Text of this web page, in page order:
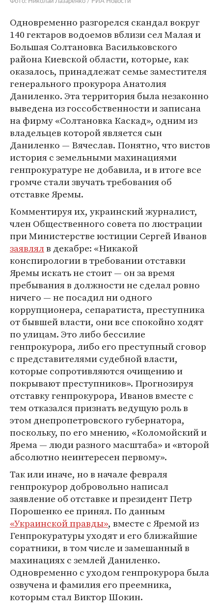
Одновременно разгорелся скандал вокруг
140 гектаров водоемов вблизи сел Малая и ​​
Большая Солтановка Васильковского
района Киевской области, которые, как
оказалось, принадлежат семье заместителя
генерального прокурора Анатолия
Даниленко. Эта территория была незаконно
выведена из госсобственности и записана
на фирму «Солтановка Каскад», одним из
владельцев которой является сын
Даниленко — Вячеслав. Понятно, что вистов
история с земельными махинациями
генпрокуратуре не добавила, и в итоге все
громче стали звучать требования об
отставке Яремы.
Комментируя их, украинский журналист,
член Общественного совета по люстрации
при Министерстве юстиции Сергей Иванов
заявлялв декабре: «Никакой
конспирологии в требовании отставки
Яремы искать не стоит — он за время
пребывания в должности не сделал ровно
ничего — не посадил ни одного
коррупционера, сепаратиста, преступника
от бывшей власти, они все спокойно ходят
по улицам. Это либо бессилие
генпрокурора, либо его преступный сговор
с представителями судебной власти,
которые сопротивляются очищению и
покрывают преступников». Прогнозируя
отставку генпрокурора, Иванов вместе с
тем отказался признать ведущую роль в
этом днепропетровского губернатора,
поскольку, по его мнению, «Коломойский и
Ярема — люди разного масштаба» и «второй
абсолютно неинтересен первому».
Так или иначе, но в начале февраля
генпрокурор добровольно написал
заявление об отставке и президент Петр
Порошенко ее принял. По данным
«Украинской правды», вместе с Яремой из
Генпрокуратуры уходят и его ближайшие
соратники, в том числе и замешанный в
махинациях с землей Даниленко.
Одновременно с уходом генпрокурора была
озвучена и фамилия его преемника,
которым стал Виктор Шокин.